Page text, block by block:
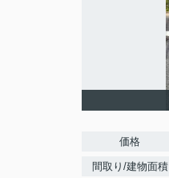
価格
間取り/建物面積